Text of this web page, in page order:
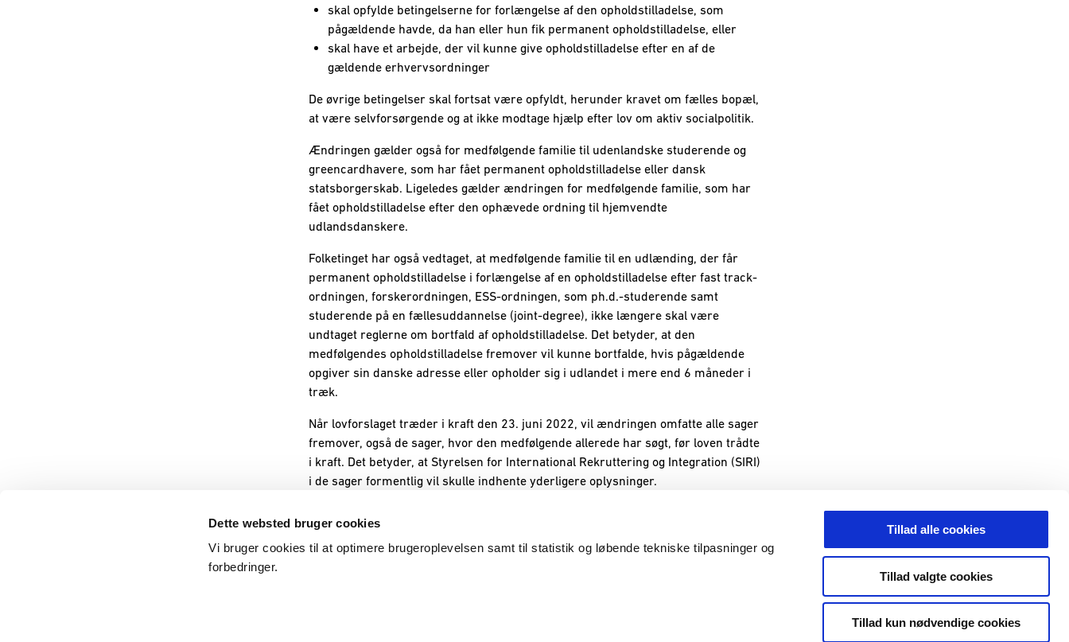
Dette websted bruger cookies
Vi bruger cookies til at optimere brugeroplevelsen samt til statistik og løbende tekniske tilpasninger og
forbedringer.
Tillad alle cookies
Tillad valgte cookies
Tillad kun nødvendige cookies
skal opfylde betingelserne for forlængelse af den opholdstilladelse, som
pågældende havde, da han eller hun fik permanent opholdstilladelse, eller
skal have et arbejde, der vil kunne give opholdstilladelse efter en af de
gældende erhvervsordninger
De øvrige betingelser skal fortsat være opfyldt, herunder kravet om fælles bopæl,
at være selvforsørgende og at ikke modtage hjælp efter lov om aktiv socialpolitik.
Ændringen gælder også for medfølgende familie til udenlandske studerende og
greencardhavere, som har fået permanent opholdstilladelse eller dansk
statsborgerskab. Ligeledes gælder ændringen for medfølgende familie, som har
fået opholdstilladelse efter den ophævede ordning til hjemvendte
udlandsdanskere.
Folketinget har også vedtaget, at medfølgende familie til en udlænding, der får
permanent opholdstilladelse i forlængelse af en opholdstilladelse efter fast track-
ordningen, forskerordningen, ESS-ordningen, som ph.d.-studerende samt
studerende på en fællesuddannelse (joint-degree), ikke længere skal være
undtaget reglerne om bortfald af opholdstilladelse. Det betyder, at den
medfølgendes opholdstilladelse fremover vil kunne bortfalde, hvis pågældende
opgiver sin danske adresse eller opholder sig i udlandet i mere end 6 måneder i
træk.
Når lovforslaget træder i kraft den 23. juni 2022, vil ændringen omfatte alle sager
fremover, også de sager, hvor den medfølgende allerede har søgt, før loven trådte
i kraft. Det betyder, at Styrelsen for International Rekruttering og Integration (SIRI)
i de sager formentlig vil skulle indhente yderligere oplysninger.
Behandling af personoplysninger Tilgængelighedserklæring